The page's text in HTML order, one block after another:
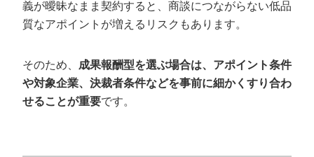
義が曖昧なまま契約すると、商談につながらない低品
質なアポイントが増えるリスクもあります。
そのため、 成果報酬型を選ぶ場合は、アポイント条件
や対象企業、決裁者条件などを事前に細かくすり合わ
せることが重要です。